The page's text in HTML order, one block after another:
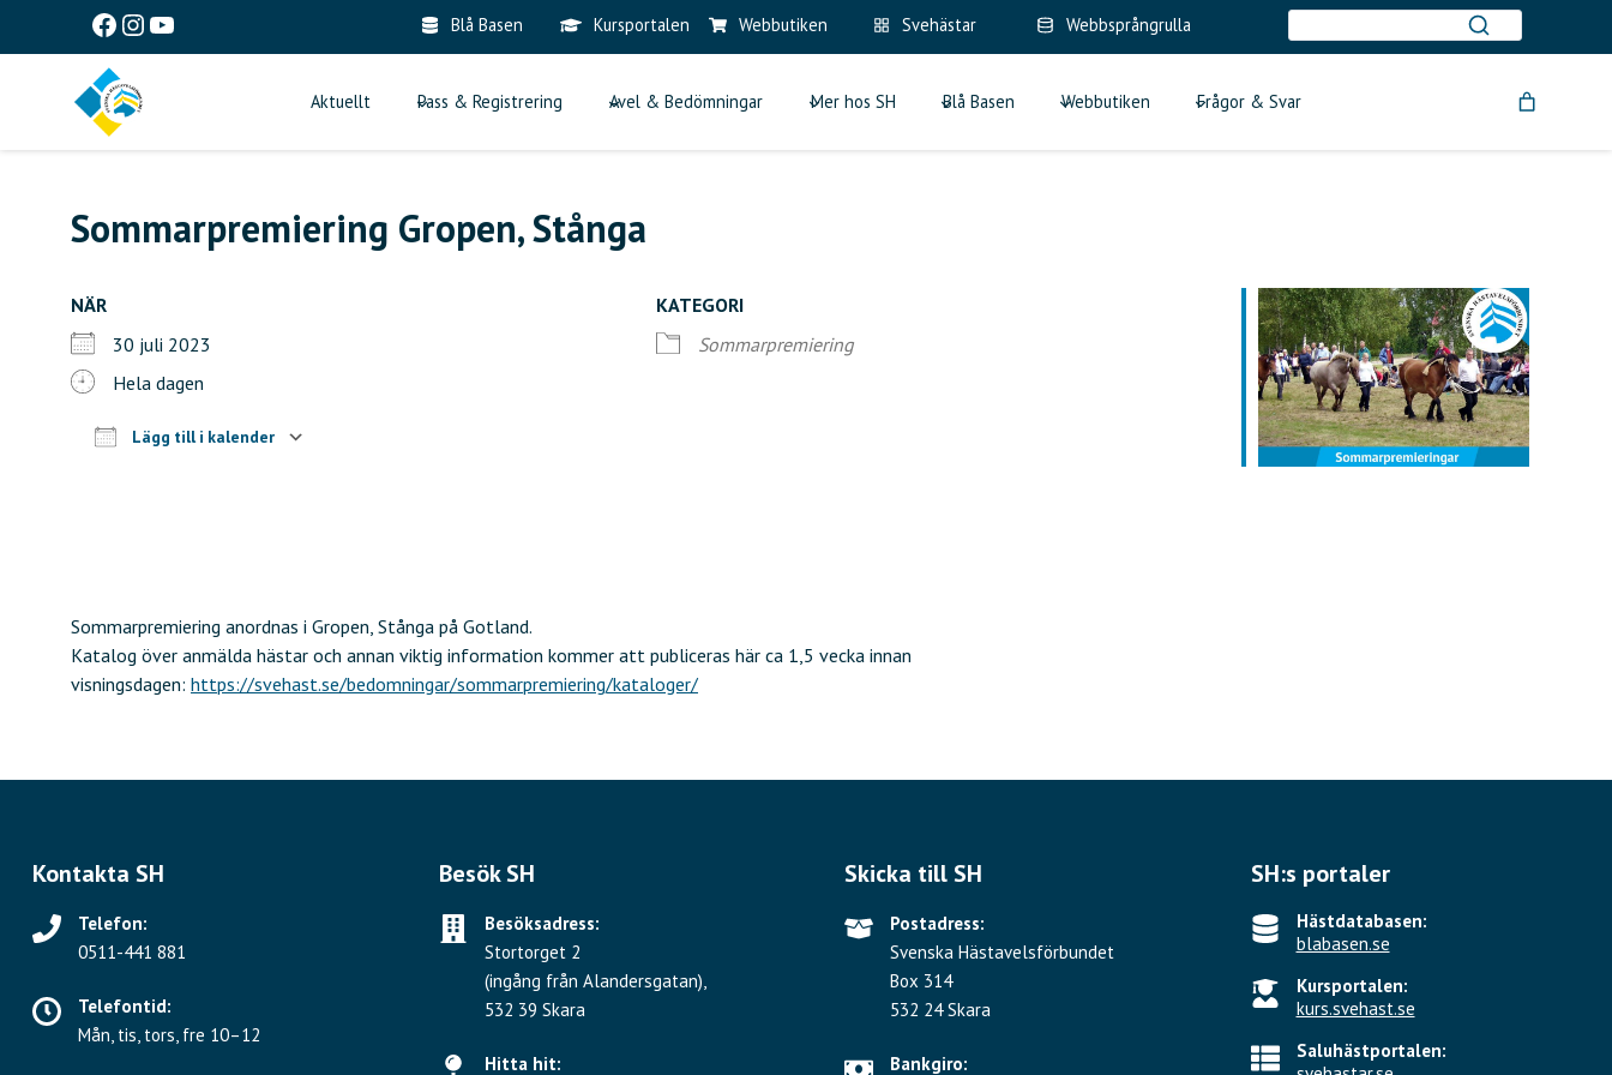
Facebook
Instagram
YouTube Blå Basen Kursportalen Webbutiken Svehästar Webbsprångrulla
Aktuellt Pass & Registrering Avel & Bedömningar Mer hos SH Blå Basen Webbutiken Frågor & Svar
Sommarpremiering Gropen, Stånga
NÄR
30 juli 2023
Hela dagen
Lägg till i kalender
KATEGORI
Sommarpremiering
Sommarpremiering anordnas i Gropen, Stånga på Gotland.
Katalog över anmälda hästar och annan viktig information kommer att publiceras här ca 1,5 vecka innan
visningsdagen: https://svehast.se/bedomningar/sommarpremiering/kataloger/
Kontakta SH
Telefon:
0511-441 881
Telefontid:
Mån, tis, tors, fre 10–12
Besök SH
Besöksadress:
Stortorget 2
(ingång från Alandersgatan),
532 39 Skara
Hitta hit:
Skicka till SH
Postadress:
Svenska Hästavelsförbundet
Box 314
532 24 Skara
Bankgiro:
SH:s portaler
Hästdatabasen:
blabasen.se
Kursportalen:
kurs.svehast.se
Saluhästportalen: